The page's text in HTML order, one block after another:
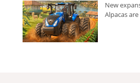
New
Alpacas